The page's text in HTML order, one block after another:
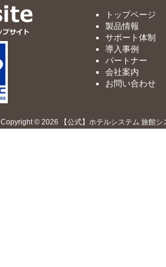
トップページ
製品情報
サポート体制
導入事例
パートナー
会社案内
お問い合わせ
Copyright © 2026 【公式】ホテルシステム 旅館